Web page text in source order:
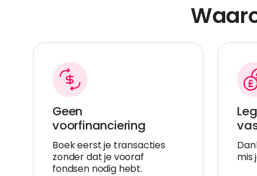
Geen
voorfinanciering
Boek eerst je transacties
zonder dat je vooraf
fondsen nodig hebt.
mis